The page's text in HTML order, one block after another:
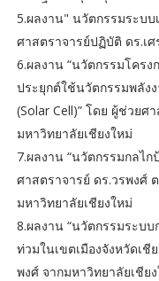
5.ผลงาน" นวัตกรรมระบ
ศาสตราจารย์ปฏิบัติ ดร.เ
6.ผลงาน “นวัตกรรมโคร
ประยุกต์ใช้นวัตกรรมพลัง
(Solar Cell)” โดย ผู้ช่วย
มหาวิทยาลัยเชียงใหม่
7.ผลงาน “นวัตกรรมกลไ
ศาสตราจารย์ ดร.วรพงศ์
มหาวิทยาลัยเชียงใหม่
8.ผลงาน “นวัตกรรมระบ
ท่วมในเขตเมืองจังหวัดเชี
พงศ์ จากมหาวิทยาลัยเชีย